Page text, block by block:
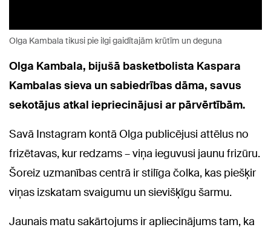
Olga Kambala tikusi pie ilgi gaidītajām krūtīm un deguna
Olga Kambala, bijušā basketbolista Kaspara
Kambalas sieva un sabiedrības dāma, savus
sekotājus atkal iepriecinājusi ar pārvērtībām.
Savā Instagram kontā Olga publicējusi attēlus no
frizētavas, kur redzams – viņa ieguvusi jaunu frizūru.
Šoreiz uzmanības centrā ir stilīga čolka, kas piešķir
viņas izskatam svaigumu un sievišķīgu šarmu.
Jaunais matu sakārtojums ir apliecinājums tam, ka